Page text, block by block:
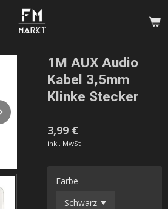
1M AUX Audio
Kabel 3,5mm
Klinke Stecker
3,99 €
inkl. MwSt
Farbe